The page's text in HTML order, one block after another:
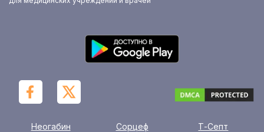
Неогабин Сорцеф
Т-Септ